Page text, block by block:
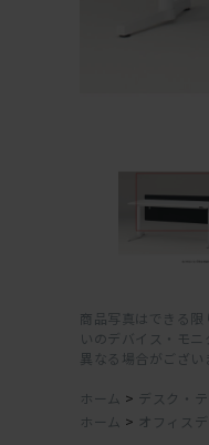
商品写真はできる
いのデバイス・モ
異なる場合がござい
ホーム > デスク・
ホーム > オフィス